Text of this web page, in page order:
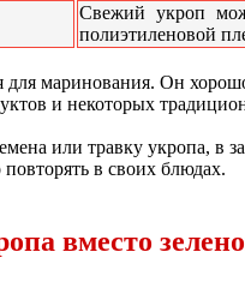
Свежий укроп
полиэтиленовой
для маринования. Он
и некоторых
или травку укропа,
в своих блюдах.
вместо